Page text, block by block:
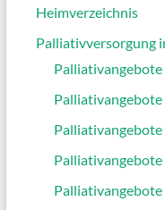
Heimverzeichnis
Palliativversorgung
Palliativangebote
Palliativangebote